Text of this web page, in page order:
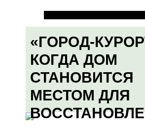
«ГОРОД-
КОГДА ДОМ
СТАНОВИТСЯ
МЕСТОМ ДЛЯ